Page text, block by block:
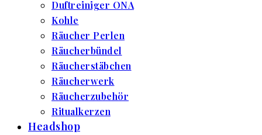
Duftreiniger ONA
Kohle
Räucher Perlen
Räucherbündel
Räucherstäbchen
Räucherwerk
Räucherzubehör
Ritualkerzen
Headshop